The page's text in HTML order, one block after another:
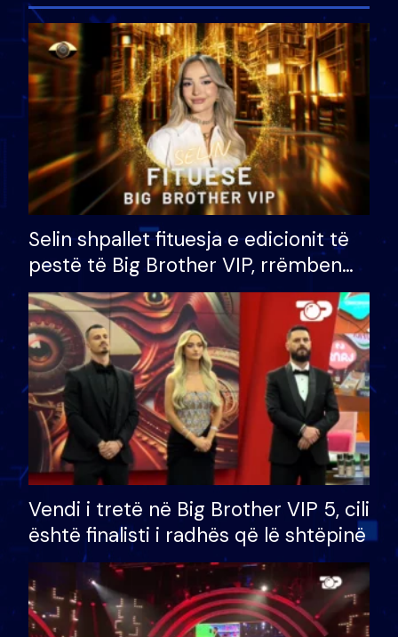
Selin shpallet fituesja e edicionit të
pestë të Big Brother VIP, rrëmben
çmimin e madh prej 100 mijë eurosh
Vendi i tretë në Big Brother VIP 5, cili
është finalisti i radhës që lë shtëpinë